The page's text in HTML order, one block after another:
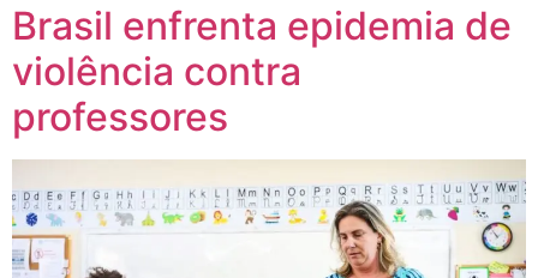
Brasil enfrenta epidemia de
violência contra
professores